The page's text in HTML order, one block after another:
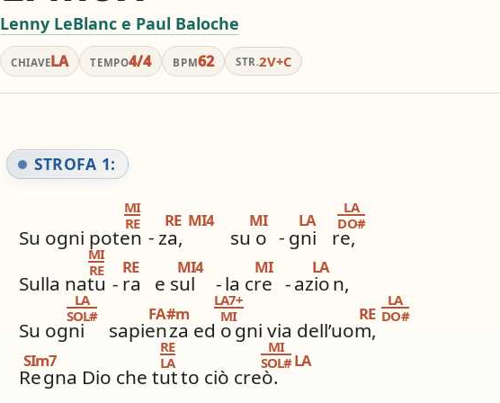
graphic_eq
Accordatore
library_books
Simili altri innari
ios_share
Condividi
Lenny LeBlanc e Paul Baloche
CHIAVELA TEMPO4/4 BPM62 STR.2V+C
STROFA 1:
Su ogni poten
MI
RE
- za,
RE MI4
su o
MI
- gni
LA
re,
LA
DO#
Sulla natu
MI
RE
- ra
RE
e sul
MI4
-la cre
MI
-azio
LA
n,
Su ogni
LA
SOL#
sapien
FA#m
za ed o
LA7+
MI
gni via dell’uom,
RE
LA
DO#
Re
SIm7
gna Dio che tut
RE
LA
to ciò creò.
MI
SOL#LA